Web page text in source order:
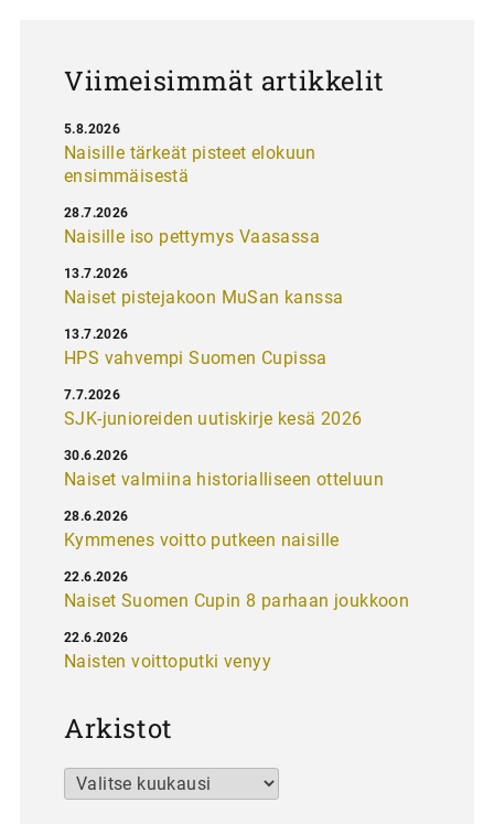
Viimeisimmät artikkelit
Naisille tärkeät pisteet elokuun
ensimmäisestä
5.8.2026
Naisille iso pettymys Vaasassa
28.7.2026
Naiset pistejakoon MuSan kanssa
13.7.2026
HPS vahvempi Suomen Cupissa
13.7.2026
SJK-junioreiden uutiskirje kesä 2026
7.7.2026
Naiset valmiina historialliseen otteluun
30.6.2026
Kymmenes voitto putkeen naisille
28.6.2026
Naiset Suomen Cupin 8 parhaan joukkoon
22.6.2026
Naisten voittoputki venyy
22.6.2026
Arkistot
Arkistot